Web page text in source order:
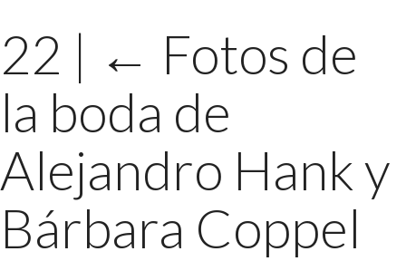
22 | ← Fotos de
la boda de
Alejandro Hank y
Bárbara Coppel